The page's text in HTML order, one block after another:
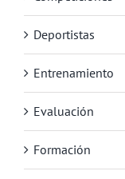
Deportistas
Entrenamiento
Evaluación
Formación